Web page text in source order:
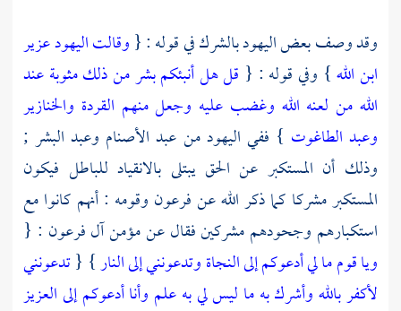
وقد وصف بعضاليهودبالشرك في قوله : {وقالت اليهود عزير
ابن الله} وفي قوله : { قل هل أنبئكم بشر من ذلك مثوبة عند
الله من لعنه الله وغضب عليه وجعل منهم القردة والخنازير
وعبد الطاغوت } ففي اليهودمن عبد الأصنام وعبد البشر ;
وذلك أن المستكبر عن الحق يبتلى بالانقياد للباطل فيكون
المستكبر مشركا كما ذكر الله عنفرعون وقومه : أنهم كانوا مع
استكبارهم وجحودهم مشركين فقال عن مؤمنآلفرعون : {
ويا قوم ما لي أدعوكم إلى النجاة وتدعونني إلى النار} {تدعونني
لأكفر بالله وأشرك به ما ليس لي به علم وأنا أدعوكم إلى العزيز